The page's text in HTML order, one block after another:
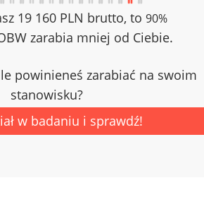
19 160 PLN brutto, to 90%
zarabia mniej od Ciebie.
powinieneś zarabiać na swoim
stanowisku?
w badaniu i sprawdź!